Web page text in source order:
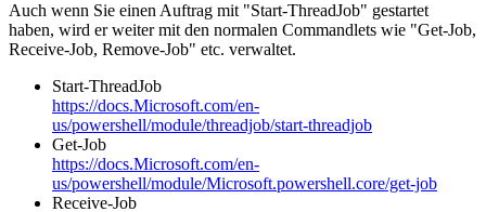
Auch wenn Sie einen Auftrag mit "Start-ThreadJob" gestartet
haben, wird er weiter mit den normalen Commandlets wie "Get-Job,
Receive-Job, Remove-Job" etc. verwaltet.
Start-ThreadJob
https://docs.Microsoft.com/en-
us/powershell/module/threadjob/start-threadjob
Get-Job
https://docs.Microsoft.com/en-
us/powershell/module/Microsoft.powershell.core/get-job
Receive-Job